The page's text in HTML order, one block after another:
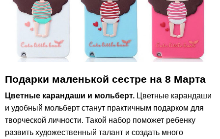
Подарки маленькой сестре на 8 Марта
Цветные карандаши и мольберт. Цветные карандаши
и удобный мольберт станут практичным подарком для
творческой личности. Такой набор поможет ребенку
развить художественный талант и создать много